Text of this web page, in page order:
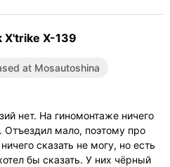
X'trike X-139
at Mosautoshina
нет. На гиномонтаже ничего
Отъездил мало, поэтому про
сказать не могу, но есть
бы сказать. У них чёрный